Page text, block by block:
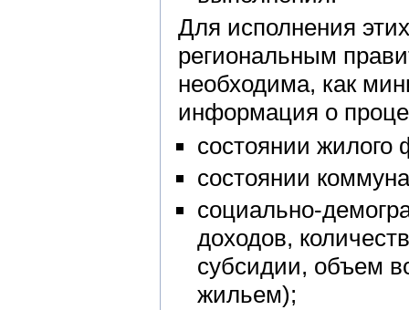
Для исполнения
региональным
необходима, как
информация о
состоянии жилого
состоянии
социально-
доходов,
субсидии, объем
жильем);